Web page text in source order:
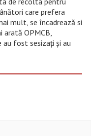
care prefera
mult, se încadrează si
OPMCB,
au fost sesizați și au